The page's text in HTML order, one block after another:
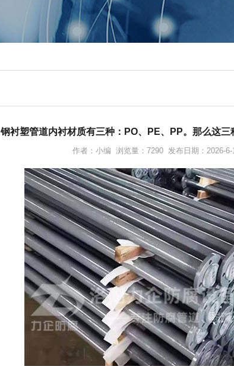
钢衬塑管道内衬材质有三种：PO、PE、PP。那么这三
作者：小编 浏览量：7290 发布日期：2026-6-